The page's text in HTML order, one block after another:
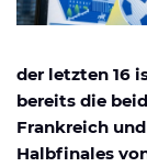
der letzten 16
bereits die
Frankreich
Halbfinales